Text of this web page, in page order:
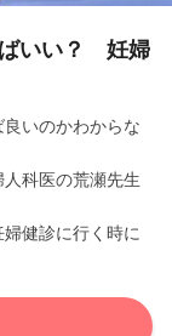
ばいい？ 妊婦
いのかわからな
科医の荒瀬先生
健診に行く時に